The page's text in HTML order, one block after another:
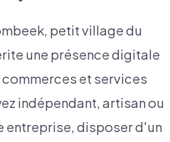
petit village du
une présence digitale
commerces et services
indépendant, artisan ou
entreprise, disposer d'un